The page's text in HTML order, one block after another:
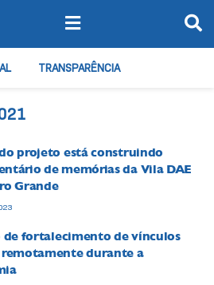
TRANSPARÊNCIA
projeto está construindo
de memórias da Vila DAE
Grande
de fortalecimento de vínculos
durante a